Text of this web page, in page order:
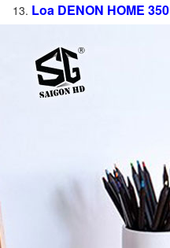
Loa DENON HOME 350